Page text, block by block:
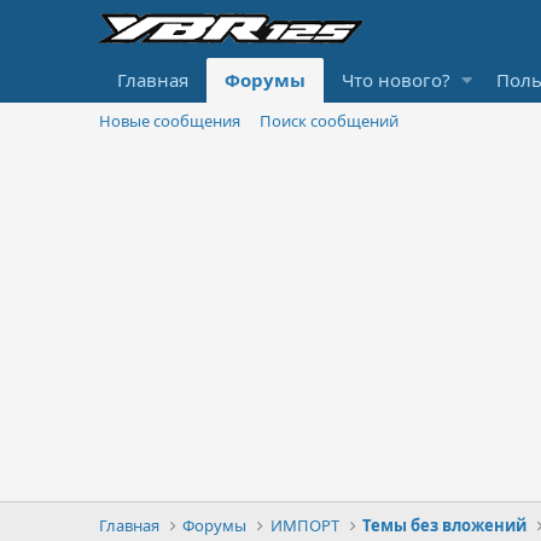
Главная Форумы Что нового?
Новые сообщения Поиск сообщений
Главная Форумы ИМПОРТ Темы без вложений